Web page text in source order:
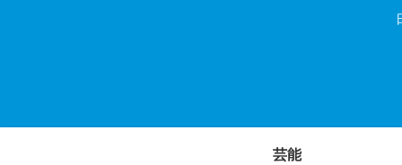
芸能